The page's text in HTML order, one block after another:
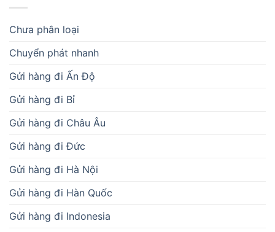
Chưa phân loại
Chuyển phát nhanh
Gửi hàng đi Ấn Độ
Gửi hàng đi Bỉ
Gửi hàng đi Châu Âu
Gửi hàng đi Đức
Gửi hàng đi Hà Nội
Gửi hàng đi Hàn Quốc
Gửi hàng đi Indonesia